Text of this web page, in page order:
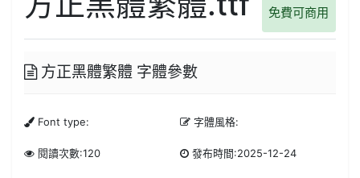
免費可商用
方正黑體繁體 字體參數
Font type: 字體風格:
閱讀次數:120 發布時間:2025-12-24